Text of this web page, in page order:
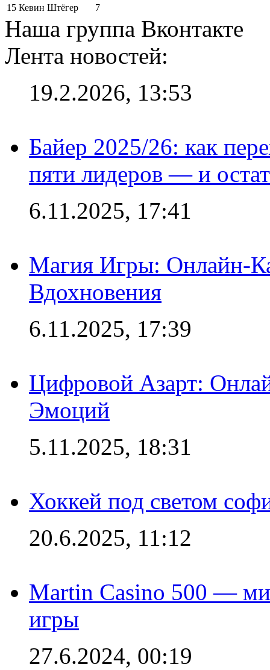
15 Кевин Штёгер 7
Наша группа Вконтакте
Лента новостей:
19.2.2026, 13:53
Байер 2025/26: как
пяти лидеров — и
6.11.2025, 17:41
Магия Игры: Онлайн-
Вдохновения
6.11.2025, 17:39
Цифровой Азарт:
Эмоций
5.11.2025, 18:31
Хоккей под светом
20.6.2025, 11:12
Martin Casino 500 —
игры
27.6.2024, 00:19